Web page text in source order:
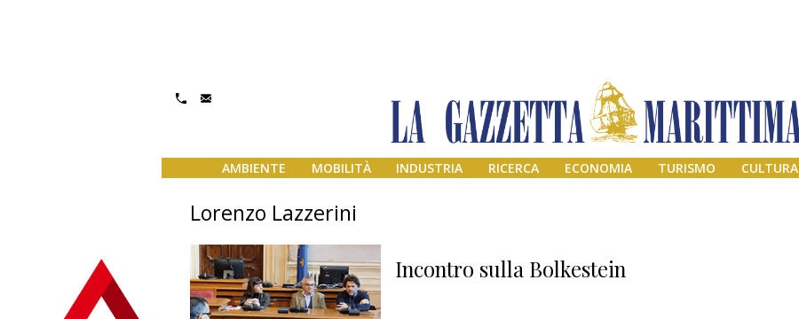
AMBIENTE MOBILITÀ INDUSTRIA RICERCA ECONOMIA TURISMO CULTURA
Lorenzo Lazzerini
Incontro sulla Bolkestein